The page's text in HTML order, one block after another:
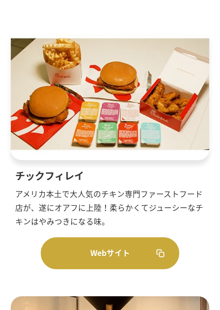
チックフィレイ
アメリカ本土で大人気のチキン専門ファーストフード
店が、遂にオアフに上陸！柔らかくてジューシーなチ
キンはやみつきになる味。
Webサイト